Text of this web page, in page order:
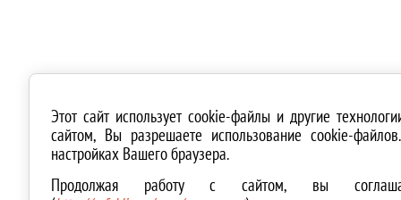
Этот сайт использует cookie-файлы и другие
сайтом, Вы разрешаете использование cookie-
настройках Вашего браузера.
Продолжая работу с сайтом, вы